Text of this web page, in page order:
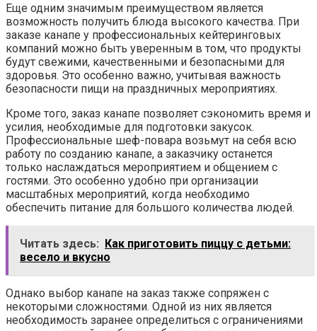
Еще одним значимым преимуществом является
возможность получить блюда высокого качества. При
заказе канапе у профессиональных кейтеринговых
компаний можно быть уверенным в том, что продукты
будут свежими, качественными и безопасными для
здоровья. Это особенно важно, учитывая важность
безопасности пищи на праздничных мероприятиях.
Кроме того, заказ канапе позволяет сэкономить время и
усилия, необходимые для подготовки закусок.
Профессиональные шеф-повара возьмут на себя всю
работу по созданию канапе, а заказчику останется
только наслаждаться мероприятием и общением с
гостями. Это особенно удобно при организации
масштабных мероприятий, когда необходимо
обеспечить питание для большого количества людей.
Читать здесь: Как приготовить пиццу с детьми:
весело и вкусно
Однако выбор канапе на заказ также сопряжен с
некоторыми сложностями. Одной из них является
необходимость заранее определиться с ограничениями